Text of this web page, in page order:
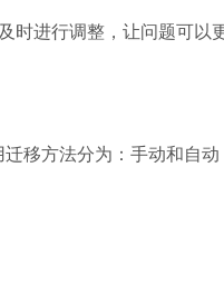
时进行调整，让问题可以
移方法分为：手动和自